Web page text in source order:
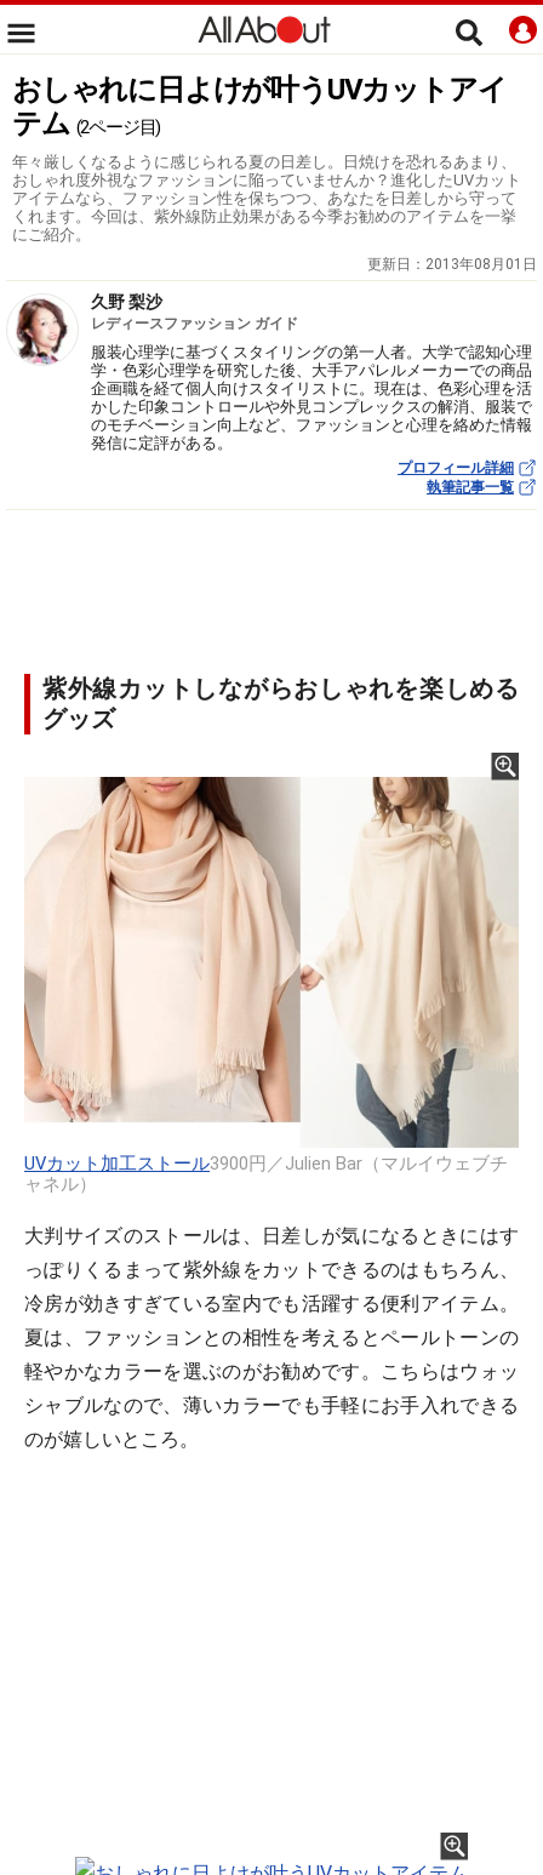
おしゃれに日よけが叶うUVカットアイ
テム (2ページ目)
年々厳しくなるように感じられる夏の日差し。日焼けを恐れるあまり、
おしゃれ度外視なファッションに陥っていませんか？進化したUVカット
アイテムなら、ファッション性を保ちつつ、あなたを日差しから守って
くれます。今回は、紫外線防止効果がある今季お勧めのアイテムを一挙
にご紹介。
更新日： 2013年08月01日
久野 梨沙
レディースファッション ガイド
服装心理学に基づくスタイリングの第一人者。大学で認知心理
学・色彩心理学を研究した後、大手アパレルメーカーでの商品
企画職を経て個人向けスタイリストに。現在は、色彩心理を活
かした印象コントロールや外見コンプレックスの解消、服装で
のモチベーション向上など、ファッションと心理を絡めた情報
発信に定評がある。
プロフィール詳細
執筆記事一覧
紫外線カットしながらおしゃれを楽しめる
グッズ
UVカット加工ストール3900円／Julien Bar（マルイウェブチ
ャネル）
大判サイズのストールは、日差しが気になるときにはす
っぽりくるまって紫外線をカットできるのはもちろん、
冷房が効きすぎている室内でも活躍する便利アイテム。
夏は、ファッションとの相性を考えるとペールトーンの
軽やかなカラーを選ぶのがお勧めです。こちらはウォッ
シャブルなので、薄いカラーでも手軽にお手入れできる
のが嬉しいところ。